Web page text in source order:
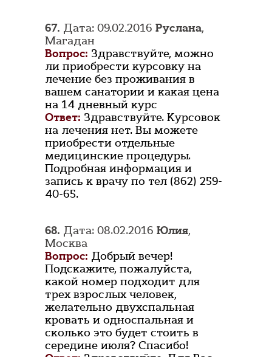
67. Дата: 09.02.2016 Руслана,
Магадан
Вопрос: Здравствуйте, можно
ли приобрести курсовку на
лечение без проживания в
вашем санатории и какая цена
на 14 дневный курс
Ответ: Здравствуйте. Курсовок
на лечения нет. Вы можете
приобрести отдельные
медицинские процедуры.
Подробная информация и
запись к врачу по тел (862) 259-
40-65.
68. Дата: 08.02.2016 Юлия,
Москва
Вопрос: Добрый вечер!
Подскажите, пожалуйста,
какой номер подходит для
трех взрослых человек,
желательно двухспальная
кровать и односпальная и
сколько это будет стоить в
середине июля? Спасибо!